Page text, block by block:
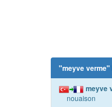
"meyve verme"
meyve
nouaison